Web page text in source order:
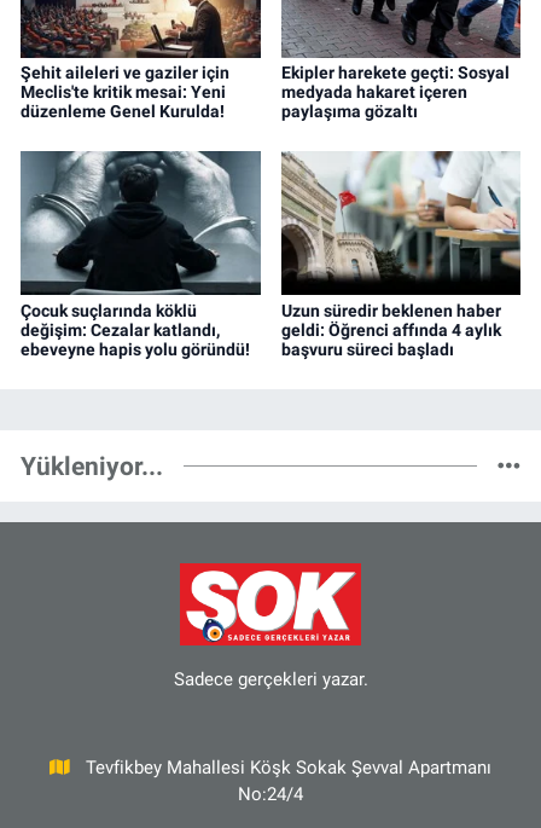
Şehit aileleri ve gaziler için
Meclis'te kritik mesai: Yeni
düzenleme Genel Kurulda!
Ekipler harekete geçti: Sosyal
medyada hakaret içeren
paylaşıma gözaltı
Çocuk suçlarında köklü
değişim: Cezalar katlandı,
ebeveyne hapis yolu göründü!
Uzun süredir beklenen haber
geldi: Öğrenci affında 4 aylık
başvuru süreci başladı
Yükleniyor...
Sadece gerçekleri yazar.
Tevfikbey Mahallesi Köşk Sokak Şevval Apartmanı
No:24/4